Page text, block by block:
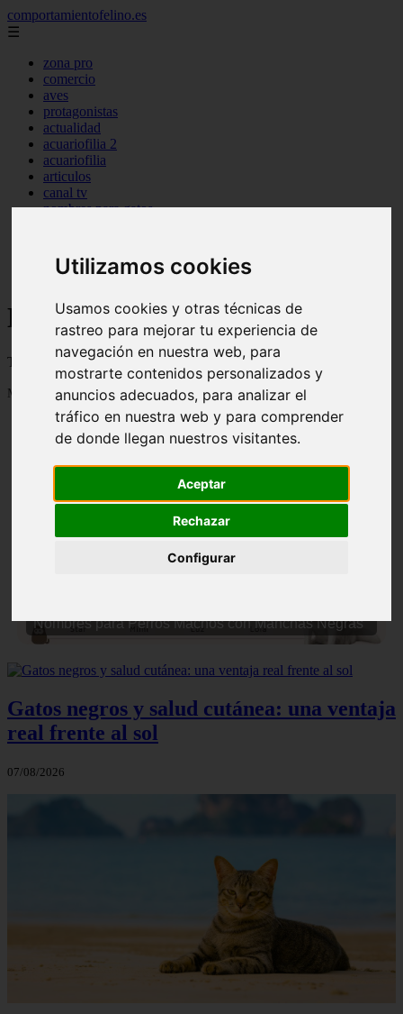
Utilizamos cookies
Usamos cookies y otras técnicas de
rastreo para mejorar tu experiencia de
navegación en nuestra web, para
mostrarte contenidos personalizados y
anuncios adecuados, para analizar el
tráfico en nuestra web y para comprender
de donde llegan nuestros visitantes.
Aceptar
Rechazar
Configurar
comportamientofelino.es
☰
zona pro
comercio
aves
protagonistas
actualidad
acuariofilia 2
acuariofilia
articulos
canal tv
nombres para gatos
uncategorized
zona pro
Blog sobre gatos
Todo sobre gatos, nombres de gatos y razas de gatos
Mostrando 1 - 24 de 2800 artículos
Nombres para Perros Machos con Manchas Negras
Gatos negros y salud cutánea: una ventaja
real frente al sol
07/08/2026